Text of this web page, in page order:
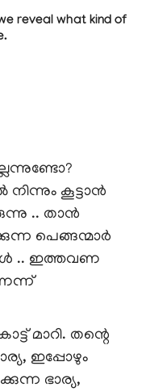
reveal what kind of
കൂട്ടാൻ
.. താൻ
പെങ്ങന്മാർ
.. ഇത്തവണ
മാറി. തന്റെ
ഇപ്പോഴും
ഭാര്യ,